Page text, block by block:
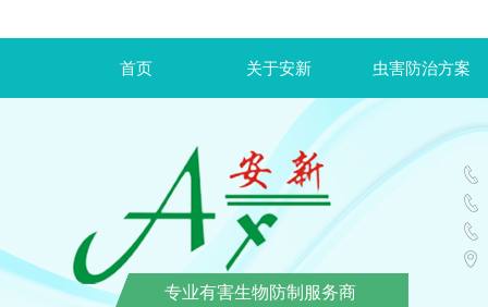
首页 关于安新 虫害防治方案
专业有害生物防制服务商